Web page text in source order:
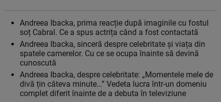
Andreea Ibacka, prima reacție după imaginile cu fostul
soț Cabral. Ce a spus actrița când a fost contactată
Andreea Ibacka, sinceră despre celebritate și viața din
spatele camerelor. Cu ce se ocupa înainte să devină
cunoscută
Andreea Ibacka, despre celebritate: „Momentele mele de
divă țin câteva minute…” Vedeta lucra într-un domeniu
complet diferit înainte de a debuta în televiziune